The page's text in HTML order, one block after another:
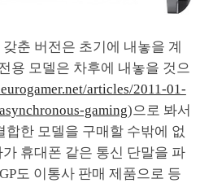
춘 버전은 초기에 내놓을 계
용 모델은 차후에 내놓을 것으
articles/2011-01-
gaming)으로 봐서
합한 모델을 구매할 수밖에 없
휴대폰 같은 통신 단말을 파
도 이통사 판매 제품으로 등